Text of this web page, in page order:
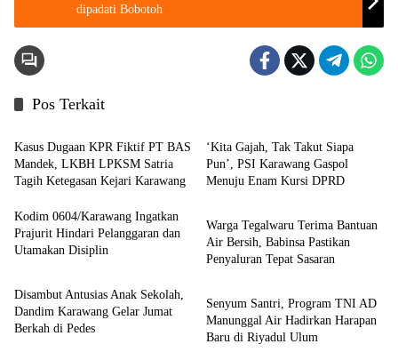
dipadati Bobotoh
Pos Terkait
Berita
Kasus Dugaan KPR Fiktif PT BAS
Mandek, LKBH LPKSM Satria
Tagih Ketegasan Kejari Karawang
‘Kita Gajah, Tak Takut Siapa
Pun’, PSI Karawang Gaspol
Menuju Enam Kursi DPRD
Kodim 0604/Karawang Ingatkan
Prajurit Hindari Pelanggaran dan
Utamakan Disiplin
News
Warga Tegalwaru Terima Bantuan
Air Bersih, Babinsa Pastikan
Penyaluran Tepat Sasaran
Disambut Antusias Anak Sekolah,
Dandim Karawang Gelar Jumat
Berkah di Pedes
Berita
Senyum Santri, Program TNI AD
Manunggal Air Hadirkan Harapan
Baru di Riyadul Ulum